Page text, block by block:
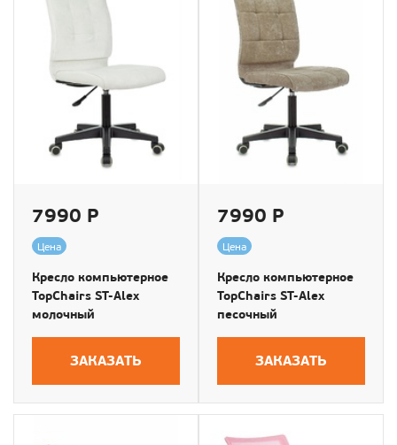
7990 Р
Цена
Кресло компьютерное
TopChairs ST-Alex
молочный
ЗАКАЗАТЬ
7990 Р
Цена
Кресло компьютерное
TopChairs ST-Alex
песочный
ЗАКАЗАТЬ